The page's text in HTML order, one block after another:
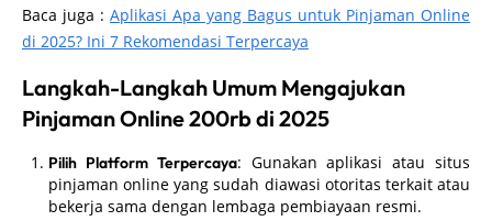
Baca juga : Aplikasi Apa yang Bagus untuk Pinjaman Online
di 2025? Ini 7 Rekomendasi Terpercaya
Langkah-Langkah Umum Mengajukan
Pinjaman Online 200rb di 2025
Pilih Platform Terpercaya: Gunakan aplikasi atau situs
pinjaman online yang sudah diawasi otoritas terkait atau
bekerja sama dengan lembaga pembiayaan resmi.